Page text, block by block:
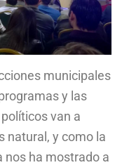
municipales
y las
van a
natural, y como la
nos ha mostrado a